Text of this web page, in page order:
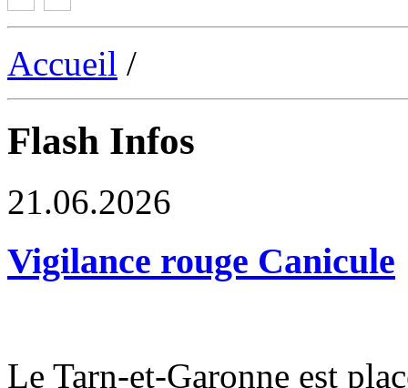
Accueil /
Flash Infos
21.06.2026
Vigilance rouge Canicule
Le Tarn-et-Garonne est